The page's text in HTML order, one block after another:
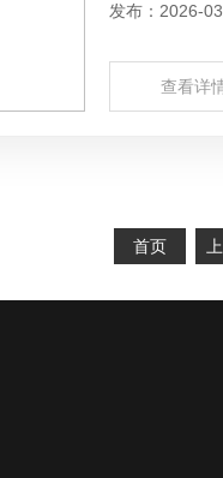
发布：2026-
查看详
首页